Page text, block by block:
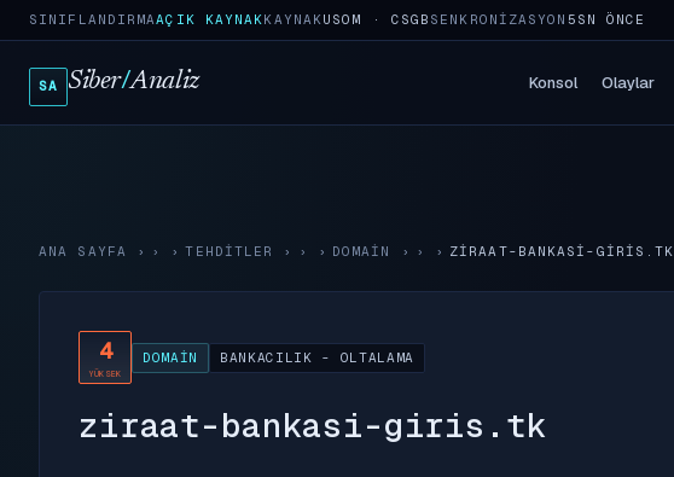
SINIFLANDIRMAAÇIK KAYNAKKAYNAKUSOM · CSGB SENKRONIZASYON 5SN ÖNCE
SA Siber/Analiz Konsol Olaylar
ANA SAYFA › TEHDITLER › DOMAIN › ZIRAAT-BANKASI-GIRIS.TK
4
YÜKSEK
DOMAIN BANKACILIK - OLTALAMA
ziraat-bankasi-giris.tk